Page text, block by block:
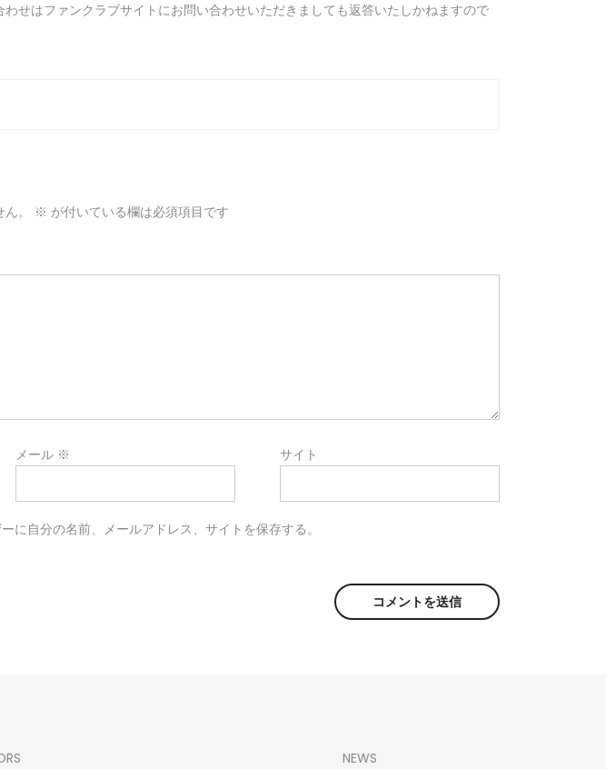
せはファンクラブサイトにお問い合わせいただきましても返答いたしかねますので
。 ※ が付いている欄は必須項目です
メール ※ サイト
に自分の名前、メールアドレス、サイトを保存する。
NEWS